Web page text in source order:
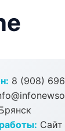
8 (908)